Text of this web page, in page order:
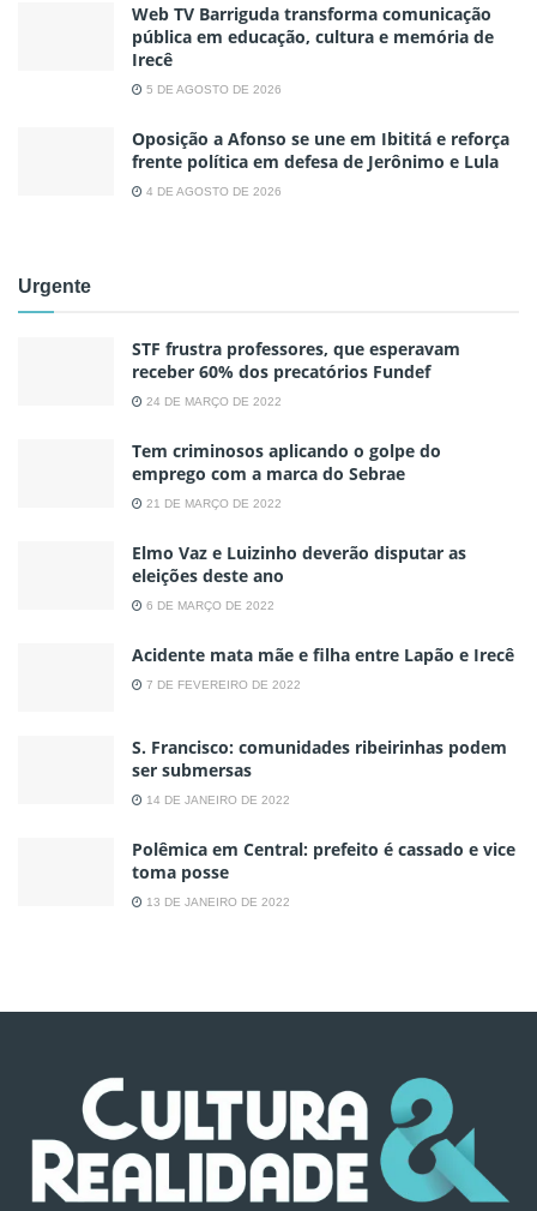
Web TV Barriguda transforma comunicação
pública em educação, cultura e memória de
Irecê
5 DE AGOSTO DE 2026
Oposição a Afonso se une em Ibititá e reforça
frente política em defesa de Jerônimo e Lula
4 DE AGOSTO DE 2026
Urgente
STF frustra professores, que esperavam
receber 60% dos precatórios Fundef
24 DE MARÇO DE 2022
Tem criminosos aplicando o golpe do
emprego com a marca do Sebrae
21 DE MARÇO DE 2022
Elmo Vaz e Luizinho deverão disputar as
eleições deste ano
6 DE MARÇO DE 2022
Acidente mata mãe e filha entre Lapão e Irecê
7 DE FEVEREIRO DE 2022
S. Francisco: comunidades ribeirinhas podem
ser submersas
14 DE JANEIRO DE 2022
Polêmica em Central: prefeito é cassado e vice
toma posse
13 DE JANEIRO DE 2022